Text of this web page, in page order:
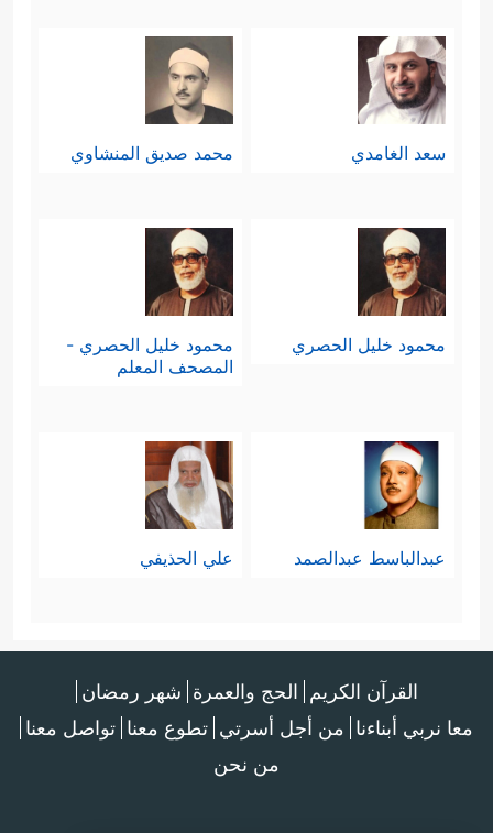
سعد الغامدي محمد صديق المنشاوي
محمود خليل الحصري
محمود خليل الحصري -
المصحف المعلم
عبدالباسط عبدالصمد علي الحذيفي
القرآن الكريم الحج والعمرة شهر رمضان
معا نربي أبناءنا من أجل أسرتي تطوع معنا تواصل معنا
من نحن